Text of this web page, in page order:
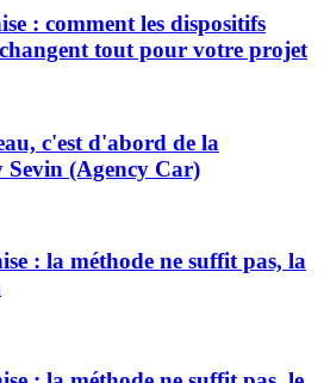
: comment les dispositifs
changent tout pour votre projet
c'est d'abord de la
(Agency Car)
: la méthode ne suffit pas, la